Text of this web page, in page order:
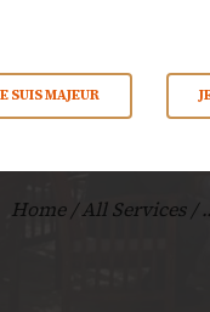
SUIS MAJEUR
Home All Services